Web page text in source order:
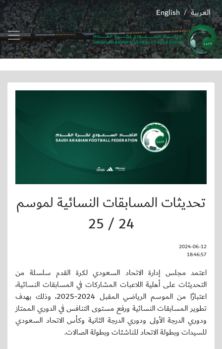
English / العربية
تحديثات المسابقات النسائية لموسم
24 / 25
2024-06-12
18:46:57
اعتمد مجلس إدارة الاتحاد السعودي لكرة القدم سلسلة من
التحديثات على أهلية اللاعبات المشاركات في المسابقات النسائية،
اعتبارًا من الموسم الرياضي المقبل 2024-2025، وذلك بهدف
تطوير المسابقات النسائية ورفع مستوى التنافس في الدوري الممتاز
ودوري الدرجة الأولى ودوري الدرجة الثانية وكأس الاتحاد السعودي
للسيدات وبطولة الاتحاد للناشئات وبطولة الصالات.